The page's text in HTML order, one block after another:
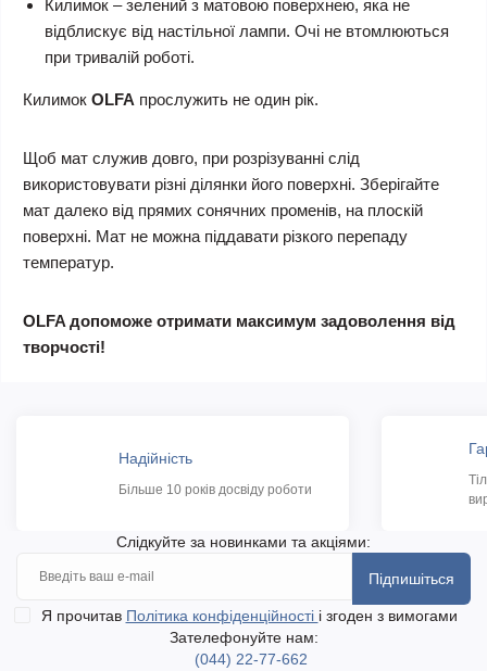
Килимок – зелений з матовою поверхнею, яка не
відблискує від настільної лампи. Очі не втомлюються
при тривалій роботі.
Килимок OLFA прослужить не один рік.
Щоб мат служив довго, при розрізуванні слід
використовувати різні ділянки його поверхні. Зберігайте
мат далеко від прямих сонячних променів, на плоскій
поверхні. Мат не можна піддавати різкого перепаду
температур.
OLFA допоможе отримати максимум задоволення від
творчості!
Надійність
Більше 10 років досвіду роботи
Слідкуйте за новинками та акціями:
Підпишіться
Я прочитав Політика конфіденційності і згоден з вимогами
Зателефонуйте нам:
(044) 22-77-662